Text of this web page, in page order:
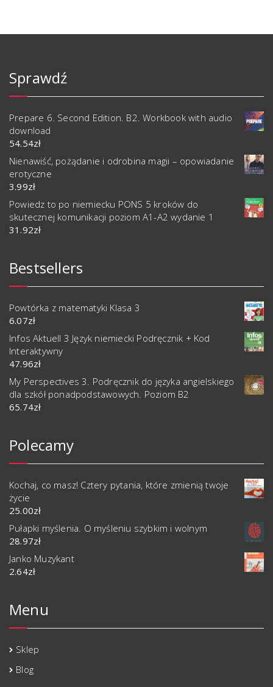
Sprawdź
Prepare 6. Second Edition. B2. Workbook with audio
download
54.54zł
Nienawiść, pożądanie i odrobina magii – opowiadanie
erotyczne
3.99zł
Powiedz to po niemiecku PONS 5 kroków do
skutecznej komunikacji poziom A1-A2 wydanie 1
31.92zł
Bestsellers
Powtórka z matematyki Klasa 3
6.07zł
Infos Aktuell 3 Język niemiecki Podręcznik + Kod
Interaktywny
47.96zł
My Perspectives 3. Podręcznik do języka angielskiego
dla szkół ponadpodstawowych. Poziom B2
65.74zł
Polecamy
Kochaj, co masz! Cztery pytania, które zmienią twoje
życie
25.00zł
Pułapki myślenia. O myśleniu szybkim i wolnym
28.97zł
Janko Muzykant
2.64zł
Menu
Sklep
Blog